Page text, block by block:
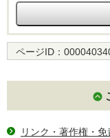
ページID：
リンク・著作権・